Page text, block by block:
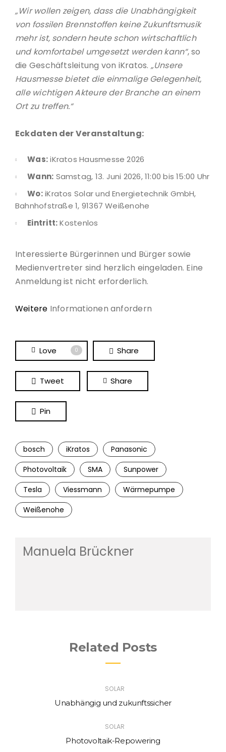
„Wir wollen zeigen, dass die Unabhängigkeit
von fossilen Brennstoffen keine Zukunftsmusik
mehr ist, sondern heute schon wirtschaftlich
und komfortabel umgesetzt werden kann“, so
die Geschäftsleitung von iKratos. „Unsere
Hausmesse bietet die einmalige Gelegenheit,
alle wichtigen Akteure der Branche an einem
Ort zu treffen.“
Eckdaten der Veranstaltung:
Was:iKratos Hausmesse 2026
Wann: Samstag, 13. Juni 2026, 11:00 bis 15:00 Uhr
Wo:iKratos Solar und Energietechnik GmbH,
Bahnhofstraße 1, 91367 Weißenohe
Eintritt:Kostenlos
Interessierte Bürgerinnen und Bürger sowie
Medienvertreter sind herzlich eingeladen. Eine
Anmeldung ist nicht erforderlich.
Weitere Informationen anfordern
Love 0 Share
Tweet Share
Pin
bosch iKratos
Panasonic
Photovoltaik
SMA
Sunpower
Tesla
Viessmann
Wärmepumpe
Weißenohe
Manuela Brückner
Related Posts
SOLAR
Unabhängig und zukunftssicher
SOLAR
Photovoltaik-Repowering